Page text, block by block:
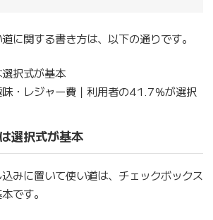
に関する書き方は、以下の通りです。
択式が基本
・レジャー費｜利用者の41.7％が選択
選択式が基本
みに置いて使い道は、チェックボックス
です。